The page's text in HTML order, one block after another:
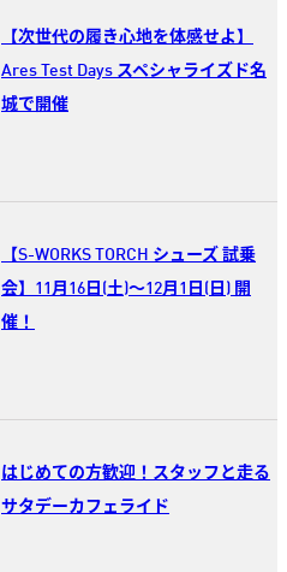
【次世代の履き心地を体感せよ】
Ares Test Days スペシャライズド名
城で開催
【S-WORKS TORCH シューズ 試乗
会】11月16日(土)～12月1日(日) 開
催！
はじめての方歓迎！スタッフと走る
サタデーカフェライド